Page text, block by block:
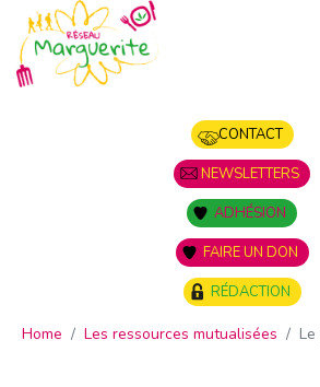
Panneau de gestion des cookies
CONTACT
NEWSLETTERS
ADHÉSION
FAIRE UN DON
RÉDACTION
Home Les ressources mutualisées